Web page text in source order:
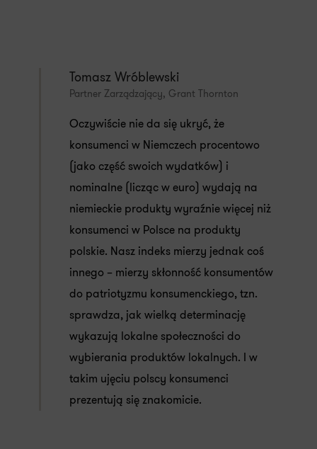
Tomasz Wróblewski
Partner Zarządzający, Grant Thornton
Oczywiście nie da się ukryć, że
konsumenci w Niemczech procentowo
(jako część swoich wydatków) i
nominalne (licząc w euro) wydają na
niemieckie produkty wyraźnie więcej niż
konsumenci w Polsce na produkty
polskie. Nasz indeks mierzy jednak coś
innego – mierzy skłonność konsumentów
do patriotyzmu konsumenckiego, tzn.
sprawdza, jak wielką determinację
wykazują lokalne społeczności do
wybierania produktów lokalnych. I w
takim ujęciu polscy konsumenci
prezentują się znakomicie.